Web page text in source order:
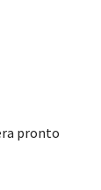
pronto